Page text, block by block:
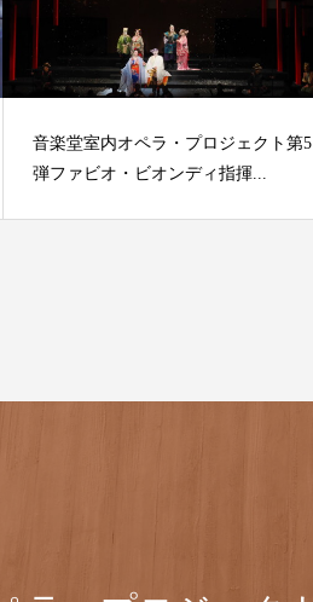
音楽堂室内オペラ・プロジェクト第5
弾ファビオ・ビオンディ指揮...